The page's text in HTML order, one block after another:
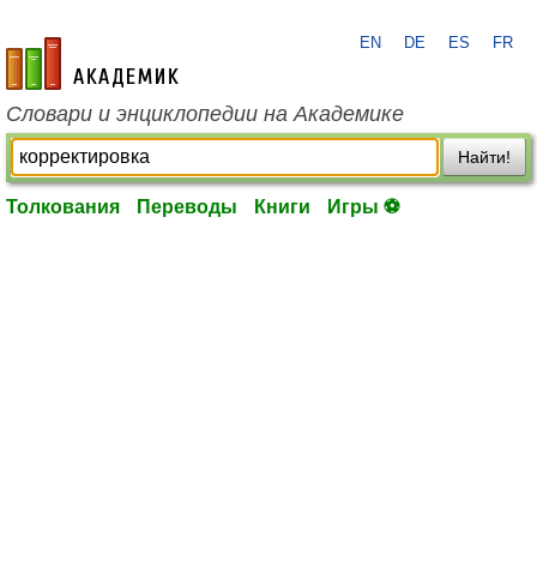
academic.ru
EN DE ES FR
Словари и энциклопедии на Академике
Найти!
Толкования Переводы Книги Игры ⚽